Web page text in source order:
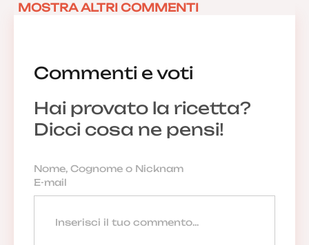
Commenti e voti
Hai provato la ricetta?
Dicci cosa ne pensi!
MOSTRA ALTRI COMMENTI